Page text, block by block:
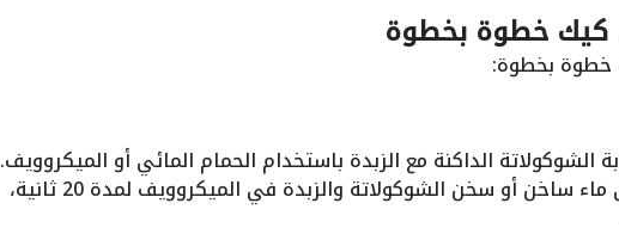
كيك خطوة بخطوة
خطوة بخطوة:
الشوكولاتة الداكنة مع الزبدة باستخدام الحمام المائي أو الميكروويف.
ضع الوعاء فوق وعاء يحتوي على ماء ساخن أو سخن الشوكولاتة والزبدة في الميكروويف لمدة 20 ثانية،